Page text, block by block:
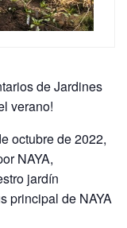
de Jardines
verano!
octubre de 2022,
NAYA,
jardín
principal de NAYA